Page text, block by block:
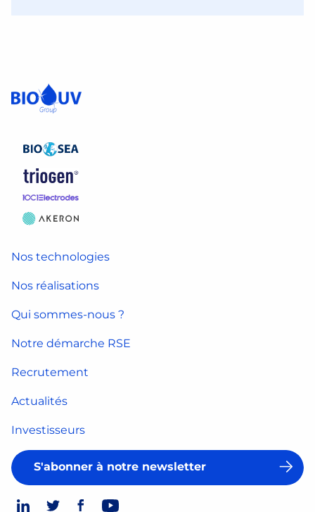
Nos technologies
Nos réalisations
Qui sommes-nous ?
Notre démarche RSE
Recrutement
Actualités
Investisseurs
S'abonner à notre newsletter